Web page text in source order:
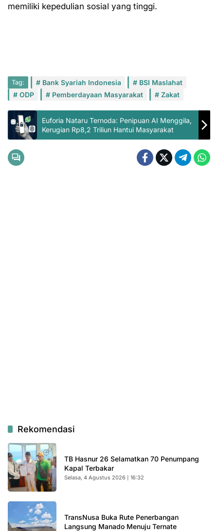
memiliki kepedulian sosial yang tinggi.
Tag: Bank Syariah Indonesia
BSI Maslahat
ODP
Pemberdayaan Masyarakat Zakat
Euforia Nataru Ternoda: Penipuan AI Menggila,
Kerugian Rp8,2 Triliun Hantui Masyarakat
Rekomendasi
TB Hasnur 26 Selamatkan 70 Penumpang
Kapal Terbakar
Selasa, 4 Agustus 2026 | 16:32
TransNusa Buka Rute Penerbangan
Langsung Manado Menuju Ternate